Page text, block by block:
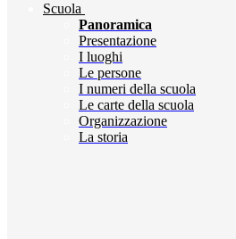
Scuola
Panoramica
Presentazione
I luoghi
Le persone
I numeri della scuola
Le carte della scuola
Organizzazione
La storia